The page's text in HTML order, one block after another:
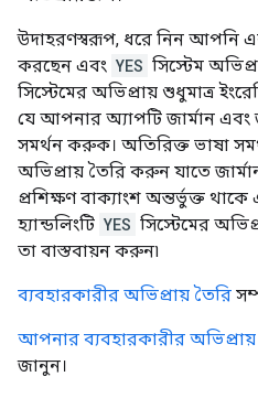
উদাহরণস্বরূপ, ধরে নিন আপনি
করছেন এবং YES সিস্টেম
সিস্টেমের অভিপ্রায় শুধুমাত্র
যে আপনার অ্যাপটি জার্মান এবং
সমর্থন করুক। অতিরিক্ত ভাষা
অভিপ্রায় তৈরি করুন যাতে
প্রশিক্ষণ বাক্যাংশ অন্তর্ভুক্ত
হ্যান্ডলিংটি YES সিস্টেমের
তা বাস্তবায়ন করুন৷
ব্যবহারকারীর অভিপ্রায় তৈরি
আপনার ব্যবহারকারীর অভিপ্রায়
জানুন।